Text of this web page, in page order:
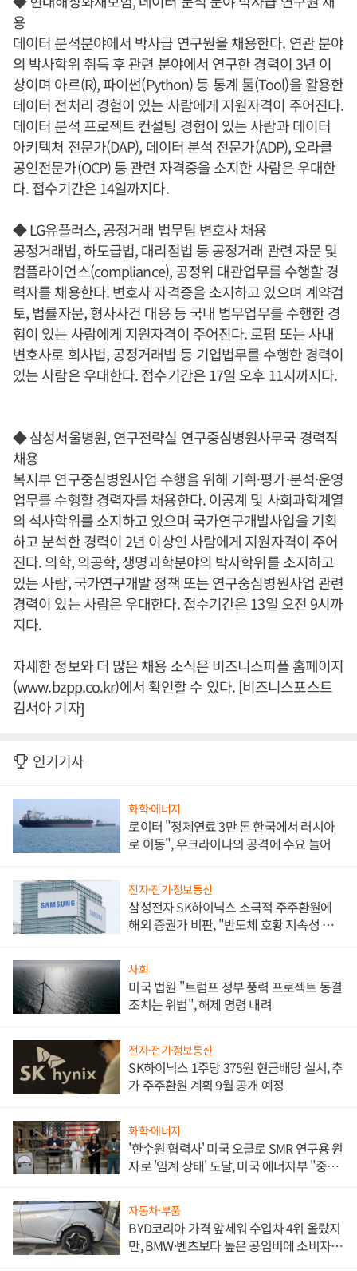
용
데이터 분석분야에서 박사급 연구원을 채용한다. 연관 분야
의 박사학위 취득 후 관련 분야에서 연구한 경력이 3년 이
상이며 아르(R), 파이썬(Python) 등 통계 툴(Tool)을 활용한
데이터 전처리 경험이 있는 사람에게 지원자격이 주어진다.
데이터 분석 프로젝트 컨설팅 경험이 있는 사람과 데이터
아키텍처 전문가(DAP), 데이터 분석 전문가(ADP), 오라클
공인전문가(OCP) 등 관련 자격증을 소지한 사람은 우대한
다. 접수기간은 14일까지다.
◆ LG유플러스, 공정거래 법무팀 변호사 채용
공정거래법, 하도급법, 대리점법 등 공정거래 관련 자문 및
컴플라이언스(compliance), 공정위 대관업무를 수행할 경
력자를 채용한다. 변호사 자격증을 소지하고 있으며 계약검
토, 법률자문, 형사사건 대응 등 국내 법무업무를 수행한 경
험이 있는 사람에게 지원자격이 주어진다. 로펌 또는 사내
변호사로 회사법, 공정거래법 등 기업법무를 수행한 경력이
있는 사람은 우대한다. 접수기간은 17일 오후 11시까지다.
◆ 삼성서울병원, 연구전략실 연구중심병원사무국 경력직
채용
복지부 연구중심병원사업 수행을 위해 기획·평가·분석·운영
업무를 수행할 경력자를 채용한다. 이공계 및 사회과학계열
의 석사학위를 소지하고 있으며 국가연구개발사업을 기획
하고 분석한 경력이 2년 이상인 사람에게 지원자격이 주어
진다. 의학, 의공학, 생명과학분야의 박사학위를 소지하고
있는 사람, 국가연구개발 정책 또는 연구중심병원사업 관련
경력이 있는 사람은 우대한다. 접수기간은 13일 오전 9시까
지다.
자세한 정보와 더 많은 채용 소식은 비즈니스피플 홈페이지
(www.bzpp.co.kr)에서 확인할 수 있다. [비즈니스포스트
김서아 기자]
인기기사
화학·에너지
로이터 "정제연료 3만 톤 한국에서 러시아
로 이동", 우크라이나의 공격에 수요 늘어
전자·전기·정보통신
삼성전자 SK하이닉스 소극적 주주환원에
해외 증권가 비판, "반도체 호황 지속성 의
사회
미국 법원 "트럼프 정부 풍력 프로젝트 동결
조치는 위법", 해제 명령 내려
전자·전기·정보통신
SK하이닉스 1주당 375원 현금배당 실시, 추
가 주주환원 계획 9월 공개 예정
화학·에너지
'한수원 협력사' 미국 오클로 SMR 연구용 원
자로 '임계 상태' 도달, 미국 에너지부 "중요
자동차·부품
BYD코리아 가격 앞세워 수입차 4위 올랐지
만, BMW·벤츠보다 높은 공임비에 소비자